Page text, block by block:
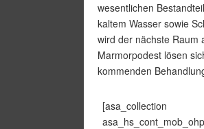
wesentlichen
kaltem Wasser sowie
wird der nächste Raum
Marmorpodest lösen
kommenden
[asa_collection